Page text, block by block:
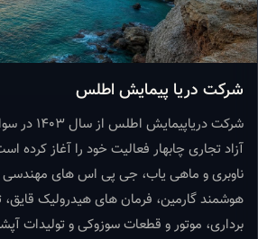
شرکت دریا پیمایش اطلس
شرکت
آزاد تجاری چابهار فعالیت خود را آغاز
ناوبری و ماهی یاب، جی پی اس های
هوشمند گارمین، فرمان های هیدرولیک
برداری، موتور و قطعات سوزوکی و تولیدات